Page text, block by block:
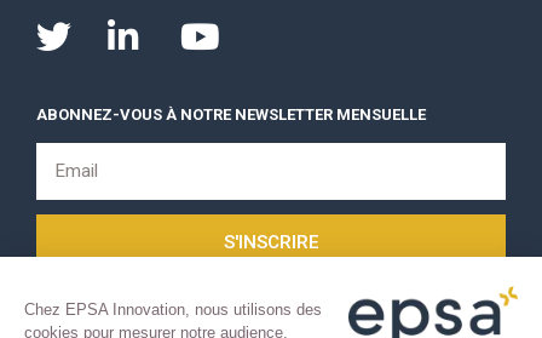
Chez EPSA Innovation, nous utilisons des
cookies pour mesurer notre audience,
ABONNEZ-VOUS À NOTRE NEWSLETTER MENSUELLE
S'INSCRIRE